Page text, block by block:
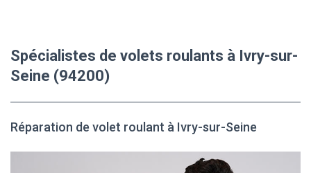
Spécialistes de volets roulants à Ivry-sur-
Seine (94200)
Réparation de volet roulant à Ivry-sur-Seine